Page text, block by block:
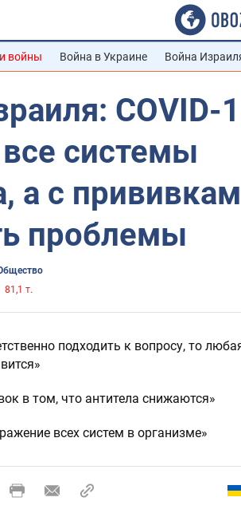
войны Война в Украине Война
COVID-
системы
а с
проблемы
81,1 т.
подходить к вопросу, то
в том, что антитела снижаются»
всех систем в организме»